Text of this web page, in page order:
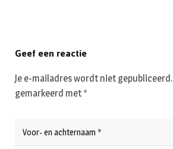
Geef een reactie
Je e-mailadres wordt niet gepubliceerd.
gemarkeerd met *